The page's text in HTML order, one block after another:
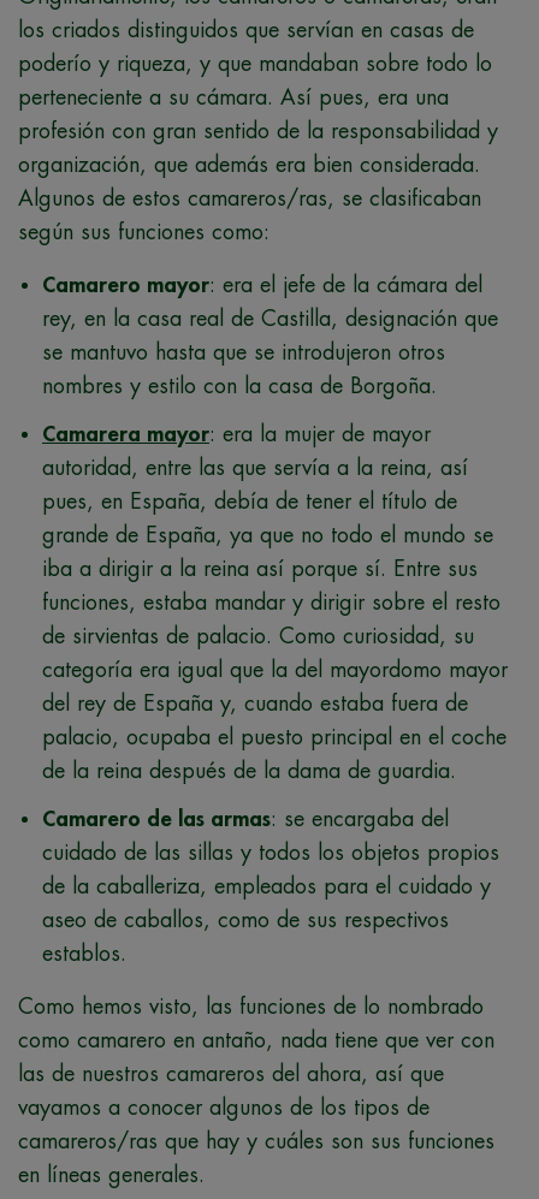
los criados distinguidos que servían en casas de
poderío y riqueza, y que mandaban sobre todo lo
perteneciente a su cámara. Así pues, era una
profesión con gran sentido de la responsabilidad y
organización, que además era bien considerada.
Algunos de estos camareros/ras, se clasificaban
según sus funciones como:
Camarero mayor: era el jefe de la cámara del
rey, en la casa real de Castilla, designación que
se mantuvo hasta que se introdujeron otros
nombres y estilo con la casa de Borgoña.
Camarera mayor: era la mujer de mayor
autoridad, entre las que servía a la reina, así
pues, en España, debía de tener el título de
grande de España, ya que no todo el mundo se
iba a dirigir a la reina así porque sí. Entre sus
funciones, estaba mandar y dirigir sobre el resto
de sirvientas de palacio. Como curiosidad, su
categoría era igual que la del mayordomo mayor
del rey de España y, cuando estaba fuera de
palacio, ocupaba el puesto principal en el coche
de la reina después de la dama de guardia.
Camarero de las armas: se encargaba del
cuidado de las sillas y todos los objetos propios
de la caballeriza, empleados para el cuidado y
aseo de caballos, como de sus respectivos
establos.
Como hemos visto, las funciones de lo nombrado
como camarero en antaño, nada tiene que ver con
las de nuestros camareros del ahora, así que
vayamos a conocer algunos de los tipos de
camareros/ras que hay y cuáles son sus funciones
en líneas generales.